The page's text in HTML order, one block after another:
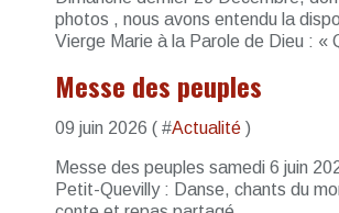
photos , nous avons entendu la
Vierge Marie à la Parole de Dieu : «
Messe des peuples
09 juin 2026 ( #Actualité )
Messe des peuples samedi 6 juin
Petit-Quevilly : Danse, chants du